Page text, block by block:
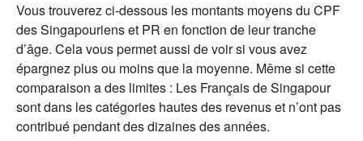
Vous trouverez ci-dessous les montants moyens du CPF
des Singapouriens et PR en fonction de leur tranche
d’âge. Cela vous permet aussi de voir si vous avez
épargnez plus ou moins que la moyenne. Même si cette
comparaison a des limites : Les Français de Singapour
sont dans les catégories hautes des revenus et n’ont pas
contribué pendant des dizaines des années.